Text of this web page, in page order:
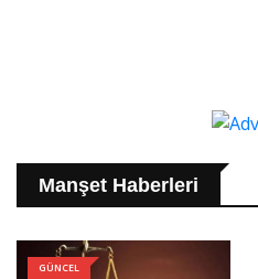
Manşet Haberleri
GÜNCEL